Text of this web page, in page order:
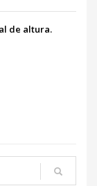
de altura.